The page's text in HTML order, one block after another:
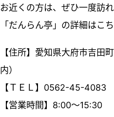
お近くの方は、ぜひ一度訪れ
「だんらん亭」の詳細はこち
【住所】愛知県大府市吉田
内）
【ＴＥＬ】0562-45-4083
【営業時間】8:00～15:30